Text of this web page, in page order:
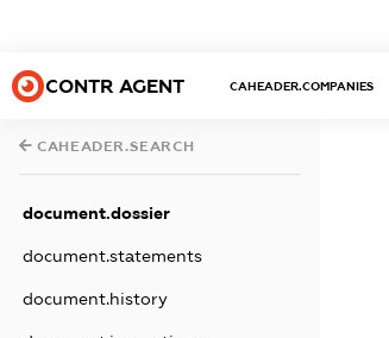
CONTR AGENT CAHEADER.COMPANIES
CAHEADER.SEARCH
document.dossier
document.statements
document.history